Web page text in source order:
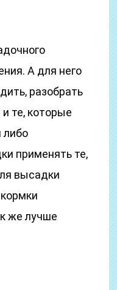
А для него
разобрать
те, которые
либо
применять те,
высадки
же лучше